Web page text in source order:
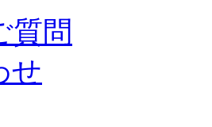
質問
せ